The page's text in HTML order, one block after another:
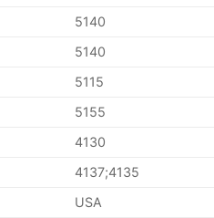
5140
5140
5115
5155
4130
4137;4135
USA